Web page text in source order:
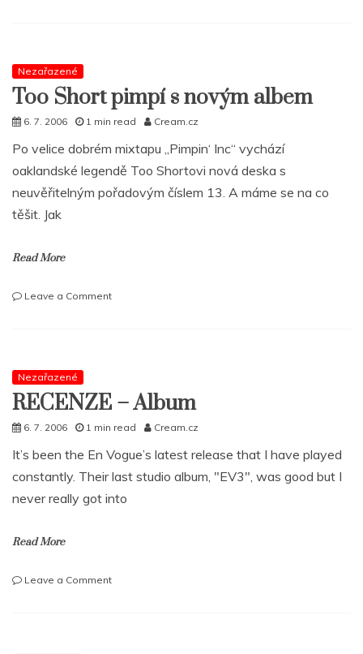
Swim
ke
stažení
Nezařazené
Too Short pimpí s novým albem
6. 7. 2006 1 min read Cream.cz
Po velice dobrém mixtapu „Pimpin‘ Inc“ vychází
oaklandské legendě Too Shortovi nová deska s
neuvěřitelným pořadovým číslem 13. A máme se na co
těšit. Jak
Read More
Leave a Commenton
albem
Nezařazené
RECENZE – Album
6. 7. 2006 1 min read Cream.cz
It’s been the En Vogue’s latest release that I have played
constantly. Their last studio album, "EV3", was good but I
never really got into
Read More
Leave a Commenton